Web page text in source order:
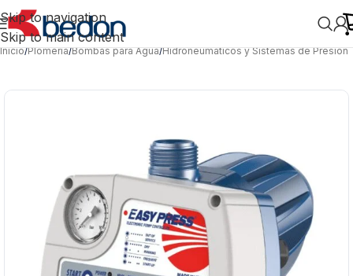
Skip to navigation
Skip to main content
Inicio/Plomería/Bombas para Agua/Hidroneumáticos y Sistemas de Presión